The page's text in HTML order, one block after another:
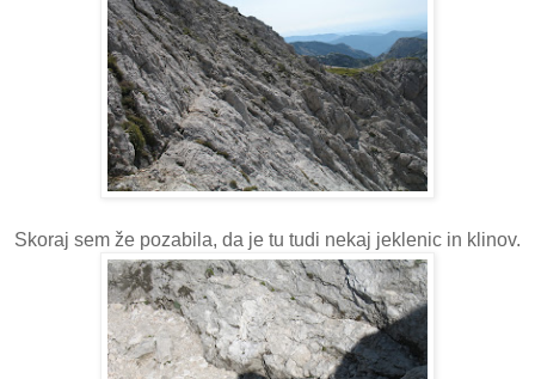
Skoraj sem že pozabila, da je tu tudi nekaj jeklenic in klinov.